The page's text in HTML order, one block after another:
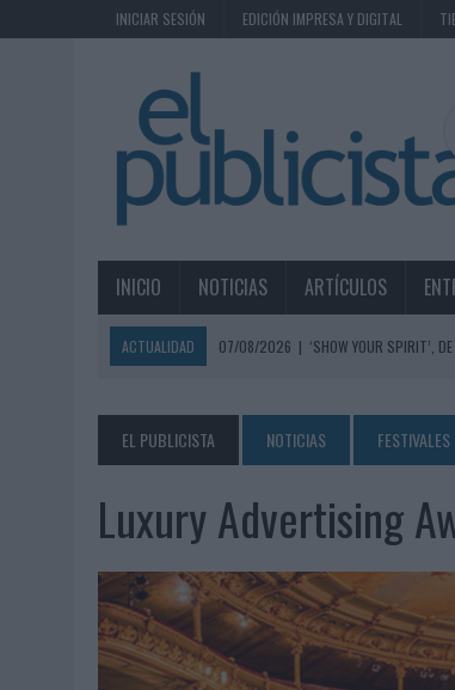
INICIAR SESIÓN EDICIÓN IMPRESA Y DIGITAL
INICIO NOTICIAS ARTÍCULOS
ACTUALIDAD 07/08/2026 | ‘SHOW YOUR SPIRIT’,
07/08/2026 | MG SPIRIT RELANZA SU MARCA CON UNA
PATRÓN CONVIERTE EL NUEVO SINGLE
07/08/2026
EL VERANO PONE A PRUEBA LA
07/08/2026
VUELING CONVIERTE LOS RECUERDOS
07/08/2026
CUANDO SE APAGUE EL SOL, EL
06/08/2026 | ‘LA VUELTA’, DE FENOMENAL PARA MÁLAGA
EL PUBLICISTA NOTICIAS
Luxury Advertising